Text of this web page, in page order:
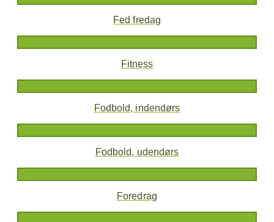
Fed fredag
Fitness
Fodbold, indendørs
Fodbold, udendørs
Foredrag